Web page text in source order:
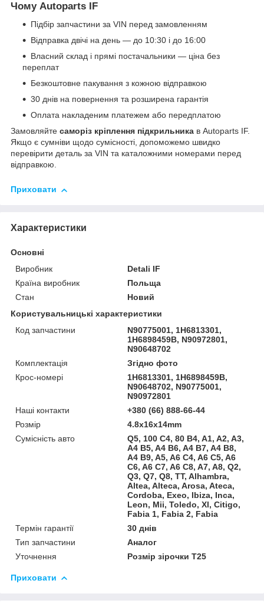
Чому Autoparts IF
Підбір запчастини за VIN перед замовленням
Відправка двічі на день — до 10:30 і до 16:00
Власний склад і прямі постачальники — ціна без
переплат
Безкоштовне пакування з кожною відправкою
30 днів на повернення та розширена гарантія
Оплата накладеним платежем або передплатою
Замовляйте саморіз кріплення підкрильника в Autoparts IF.
Якщо є сумніви щодо сумісності, допоможемо швидко
перевірити деталь за VIN та каталожними номерами перед
відправкою.
Приховати
Характеристики
Основні
Виробник
Detali IF
Країна виробник
Польща
Стан
Новий
Користувальницькі характеристики
Код запчастини
N90775001, 1H6813301,
1H6898459B, N90972801,
N90648702
Комплектація
Згідно фото
Крос-номері
1H6813301, 1H6898459B,
N90648702, N90775001,
N90972801
Наші контакти
+380 (66) 888-66-44
Розмір
4.8x16x14mm
Сумісність авто
Q5, 100 C4, 80 B4, A1, A2, A3,
A4 B5, A4 B6, A4 B7, A4 B8,
A4 B9, A5, A6 C4, A6 C5, A6
C6, A6 C7, A6 C8, A7, A8, Q2,
Q3, Q7, Q8, TT, Alhambra,
Altea, Alteca, Arosa, Ateca,
Cordoba, Exeo, Ibiza, Inca,
Leon, Mii, Toledo, Xl, Citigo,
Fabia 1, Fabia 2, Fabia
Термін гарантії
30 днів
Тип запчастини
Аналог
Уточнення
Розмір зірочки T25
Приховати